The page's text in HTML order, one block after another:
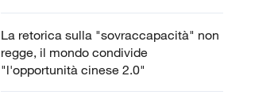
La retorica sulla "sovraccapacità" non
regge, il mondo condivide
"l'opportunità cinese 2.0"